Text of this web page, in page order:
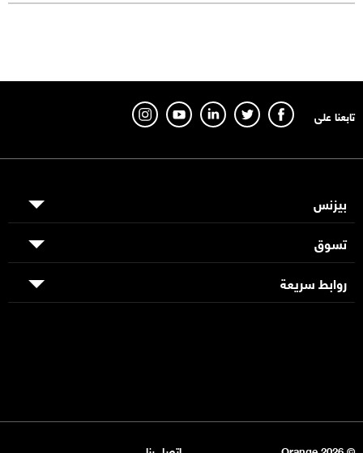
تابعنا على
بيزنس
تسوق
روابط سريعة